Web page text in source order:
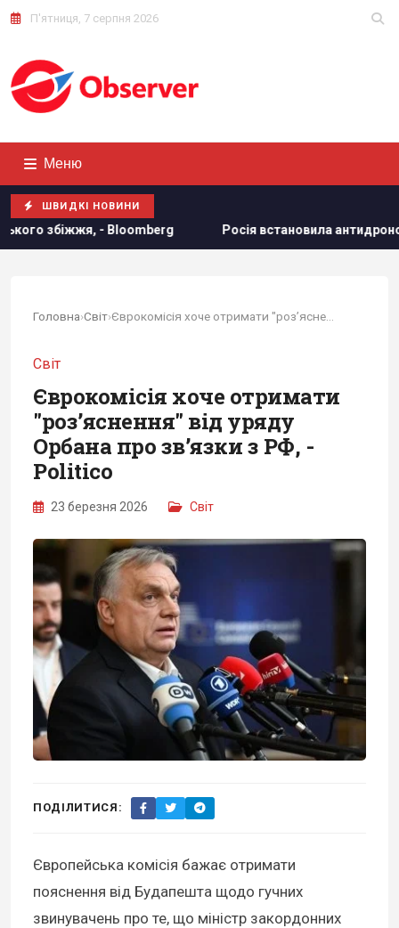
П'ятниця, 7 серпня 2026
Меню
ШВИДКІ НОВИНИ
Росія встановила антидронові сітки на своїх
Головна›Світ›
Світ
Єврокомісія хоче отримати
"роз’яснення" від уряду
Орбана про зв’язки з РФ, -
Politico
23 березня 2026 Світ
ПОДІЛИТИСЯ:
Європейська комісія бажає отримати
пояснення від Будапешта щодо гучних
звинувачень про те, що міністр закордонних